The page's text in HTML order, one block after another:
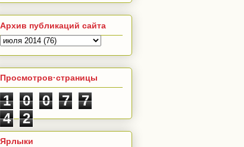
Архив публикаций сайта
Просмотров·страницы
1 0 0 7
7
4
2
Ярлыки